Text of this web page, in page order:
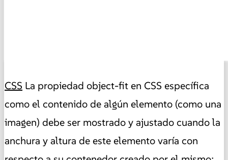
CSS La propiedad object-fit en CSS específica
como el contenido de algún elemento (como una
imagen) debe ser mostrado y ajustado cuando la
anchura y altura de este elemento varía con